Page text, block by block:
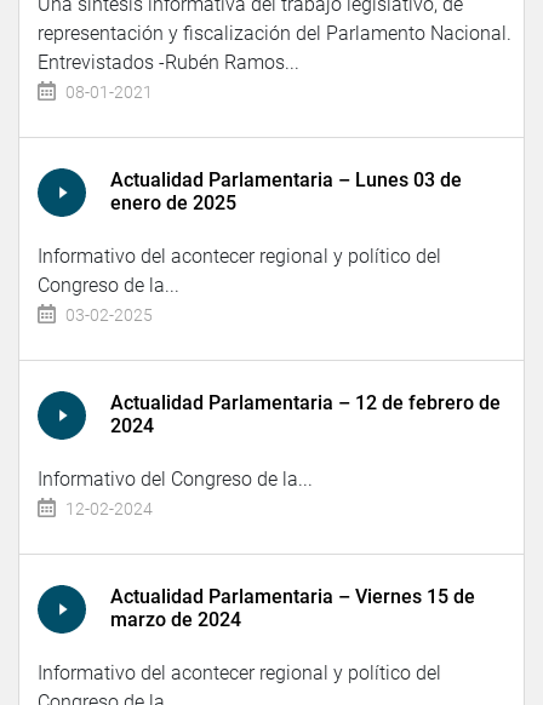
representación y fiscalización del Parlamento Nacional.
Entrevistados -Rubén Ramos...
08-01-2021
Actualidad Parlamentaria – Lunes 03 de
enero de 2025
Informativo del acontecer regional y político del
Congreso de la...
03-02-2025
Actualidad Parlamentaria – 12 de febrero de
2024
Informativo del Congreso de la...
12-02-2024
Actualidad Parlamentaria – Viernes 15 de
marzo de 2024
Informativo del acontecer regional y político del